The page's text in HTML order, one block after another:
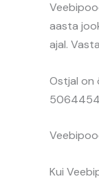
aasta
ajal.
Ostjal on
Kui